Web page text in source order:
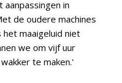
aanpassingen in
de oudere machines
maaigeluid niet
we om vijf uur
te maken.'